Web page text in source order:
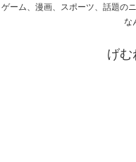
ゲーム、漫画、スポーツ、話題の
な
げむ